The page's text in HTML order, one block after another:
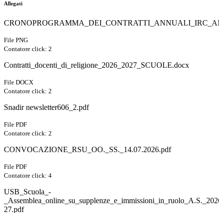
Allegati
File PNG
Contatore click: 2
Contratti_docenti_di_religione_2026_2027_SCUOLE.docx
File DOCX
Contatore click: 2
Snadir newsletter606_2.pdf
File PDF
Contatore click: 2
CONVOCAZIONE_RSU_OO._SS._14.07.2026.pdf
File PDF
Contatore click: 4
USB_Scuola_-
27.pdf